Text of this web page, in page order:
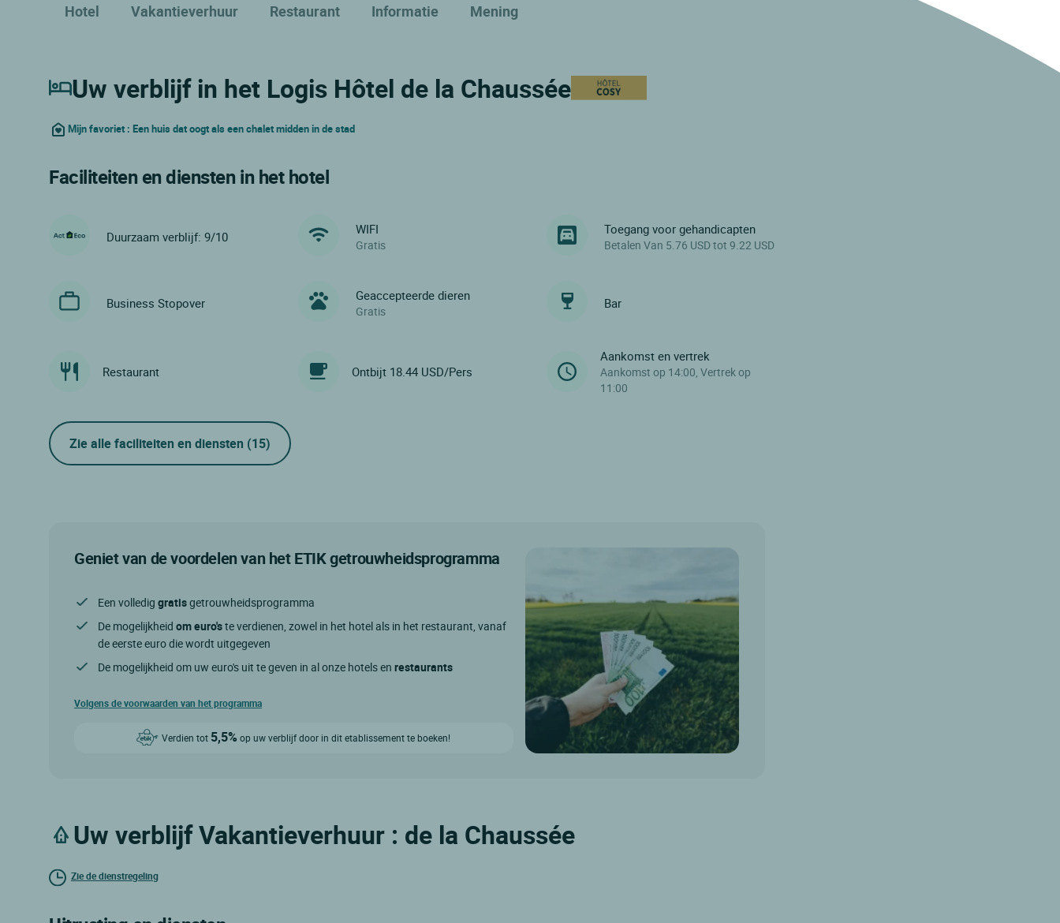
Hotel Vakantieverhuur Restaurant Informatie Mening
Uw verblijf in het Logis Hôtel de la Chaussée
Mijn favoriet : Een huis dat oogt als een chalet midden in de stad
Faciliteiten en diensten in het hotel
Duurzaam verblijf: 9/10 WIFI
Gratis
Toegang voor gehandicapten
Betalen Van 5.76 USD tot 9.22 USD
Business Stopover Geaccepteerde dieren
Gratis
Bar
Restaurant Ontbijt 18.44 USD/Pers
Aankomst en vertrek
Aankomst op 14:00, Vertrek op
11:00
Zie alle faciliteiten en diensten (15)
Geniet van de voordelen van het ETIK getrouwheidsprogramma
Een volledig gratisgetrouwheidsprogramma
De mogelijkheid om euro'ste verdienen, zowel in het hotel als in het restaurant, vanaf
de eerste euro die wordt uitgegeven
De mogelijkheid om uw euro's uit te geven in al onze hotels en restaurants
Volgens de voorwaarden van het programma
Verdien tot 5,5% op uw verblijf door in dit etablissement te boeken!
Uw verblijf Vakantieverhuur : de la Chaussée
Zie de dienstregeling